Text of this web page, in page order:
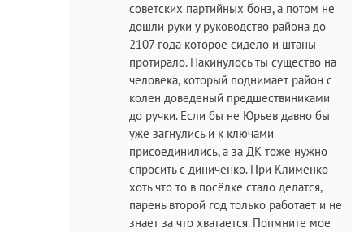
советских партийных бонз, а потом не
дошли руки у руководство района до
2107 года которое сидело и штаны
протирало. Накинулось ты существо на
человека, который поднимает район с
колен доведеный предшествиниками
до ручки. Если бы не Юрьев давно бы
уже загнулись и к ключами
присоединились, а за ДК тоже нужно
спросить с диниченко. При Клименко
хоть что то в посёлке стало делатся,
парень второй год только работает и не
знает за что хватается. Попмните мое